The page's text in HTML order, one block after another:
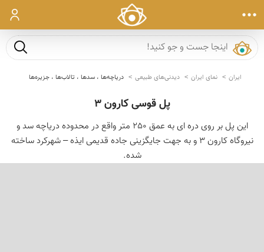
ورود
جست و
ایران نمای ایران دیدنی‌های طبیعی دریاچه‌ها ، سدها ، تالاب‌ها ، جزیره‌ها
پل قوسی کارون 3
این پل بر روی دره ای به عمق 250 متر واقع در محدوده دریاچه سد و
نیروگاه کارون 3 و به جهت جایگزینی جاده قدیمی ایذه – شهرکرد ساخته
شده.